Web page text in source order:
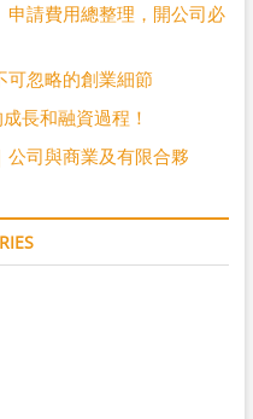
申請費用總整理，開公司必
可忽略的創業細節
長和融資過程！
公司與商業及有限合夥